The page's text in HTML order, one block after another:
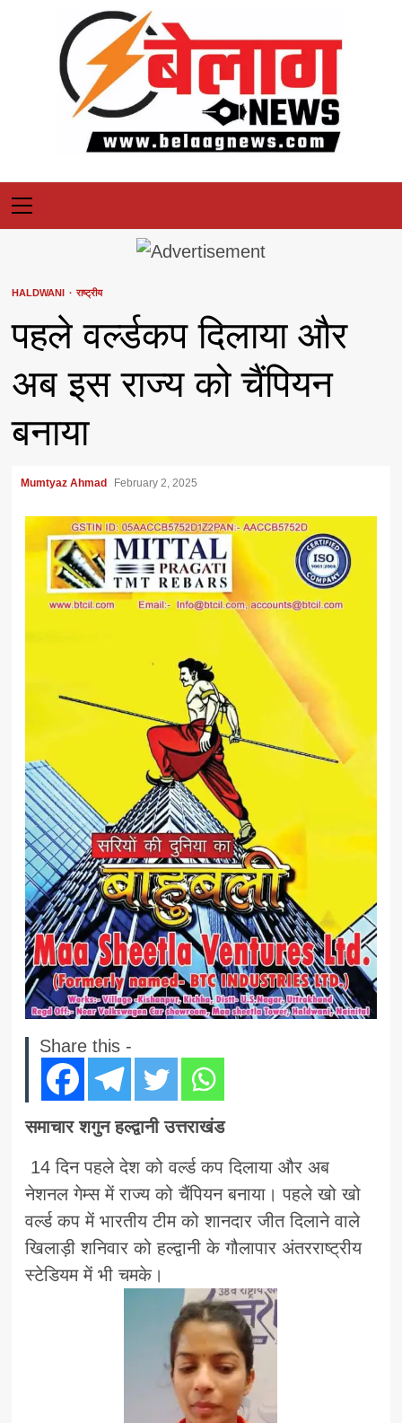
Primary
Menu
HALDWANI राष्ट्रीय
पहले वर्ल्डकप दिलाया और
अब इस राज्य को चैंपियन
बनाया
Mumtyaz Ahmad February 2, 2025
Share this -
समाचार शगुन हल्द्वानी उत्तराखंड
14 दिन पहले देश को वर्ल्ड कप दिलाया और अब
नेशनल गेम्स में राज्य को चैंपियन बनाया। पहले खो खो
वर्ल्ड कप में भारतीय टीम को शानदार जीत दिलाने वाले
खिलाड़ी शनिवार को हल्द्वानी के गौलापार अंतरराष्ट्रीय
स्टेडियम में भी चमके।